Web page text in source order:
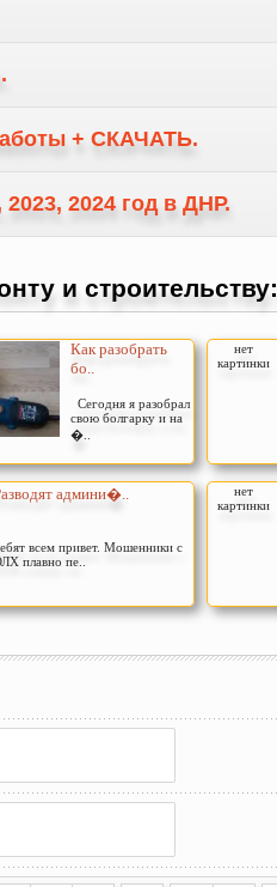
+ СКАЧАТЬ.
2024 год в ДНР.
и строительству:
Как разобрать
бо..
Сегодня я разобрал
свою болгарку и на
�..
нет
картинки
админи�..
всем привет. Мошенники с
плавно пе..
нет
картинки